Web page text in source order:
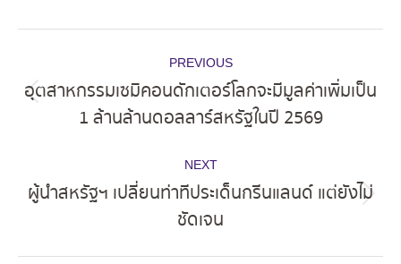
navigation
PREVIOUS
Previous
post:
อุตสาหกรรมเซมิคอนดักเตอร์โลกจะมีมูลค่าเพิ่มเป็น
1 ล้านล้านดอลลาร์สหรัฐในปี 2569
NEXT
post:
ผู้นำสหรัฐฯ เปลี่ยนท่าทีประเด็นกรีนแลนด์ แต่ยังไม่
ชัดเจน